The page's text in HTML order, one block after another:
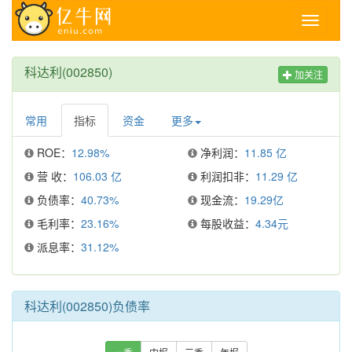
Toggle
科达利(002850) 加关注
常用 指标 资金 更多
ROE： 12.98% 净利润： 11.85 亿
营 收： 106.03 亿 利润扣非： 11.29 亿
负债率： 40.73% 现金流： 19.29亿
毛利率： 23.16% 每股收益： 4.34元
派息率： 31.12%
科达利(002850)负债率